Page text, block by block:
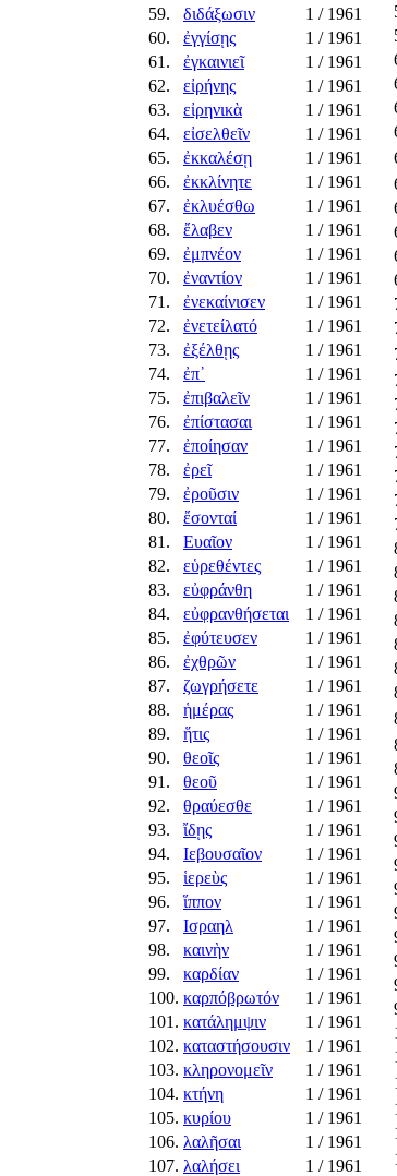
59.
διδάξωσιν 1 / 1961
60.
ἐγγίσῃς 1 / 1961
61.
ἐγκαινιεῖ 1 / 1961
62.
εἰρήνης 1 / 1961
63.
εἰρηνικὰ 1 / 1961
64.
εἰσελθεῖν 1 / 1961
65.
ἐκκαλέσῃ 1 / 1961
66.
ἐκκλίνητε 1 / 1961
67.
ἐκλυέσθω 1 / 1961
68.
ἔλαβεν 1 / 1961
69.
ἐμπνέον 1 / 1961
70.
ἐναντίον 1 / 1961
71.
ἐνεκαίνισεν 1 / 1961
72.
ἐνετείλατό 1 / 1961
73.
ἐξέλθῃς 1 / 1961
74.
ἐπ᾿ 1 / 1961
75.
ἐπιβαλεῖν 1 / 1961
76.
ἐπίστασαι 1 / 1961
77.
ἐποίησαν 1 / 1961
78.
ἐρεῖ 1 / 1961
79.
ἐροῦσιν 1 / 1961
80.
ἔσονταί 1 / 1961
81.
Ευαῖον 1 / 1961
82.
εὑρεθέντες 1 / 1961
83.
εὐφράνθη 1 / 1961
84.
εὐφρανθήσεται 1 / 1961
85.
ἐφύτευσεν 1 / 1961
86.
ἐχθρῶν 1 / 1961
87.
ζωγρήσετε 1 / 1961
88.
ἡμέρας 1 / 1961
89.
ἥτις 1 / 1961
90.
θεοῖς 1 / 1961
91.
θεοῦ 1 / 1961
92.
θραύεσθε 1 / 1961
93.
ἴδῃς 1 / 1961
94.
Ιεβουσαῖον 1 / 1961
95.
ἱερεὺς 1 / 1961
96.
ἵππον 1 / 1961
97.
Ισραηλ 1 / 1961
98.
καινὴν 1 / 1961
99.
καρδίαν 1 / 1961
100. καρπόβρωτόν 1 / 1961
101. κατάλημψιν 1 / 1961
102. καταστήσουσιν 1 / 1961
103. κληρονομεῖν 1 / 1961
104. κτήνη 1 / 1961
105. κυρίου 1 / 1961
106. λαλῆσαι 1 / 1961
107. λαλήσει 1 / 1961